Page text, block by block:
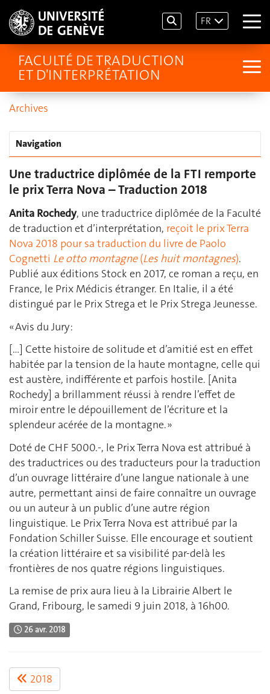
FR
FACULTÉ DE TRADUCTION
ET D'INTERPRÉTATION
Archives
Navigation
Une traductrice diplômée de la FTI remporte
le prix Terra Nova – Traduction 2018
Anita Rochedy, une traductrice diplômée de la Faculté
de traduction et d’interprétation, reçoit le prix Terra
Nova 2018 pour sa traduction du livre de Paolo
Cognetti Le otto montagne(Les huit montagnes).
Publié aux éditions Stock en 2017, ce roman a reçu, en
France, le Prix Médicis étranger. En Italie, il a été
distingué par le Prix Strega et le Prix Strega Jeunesse.
« Avis du Jury :
[…] Cette histoire de solitude et d’amitié est en effet
habitée par la tension de la haute montagne, celle qui
est austère, indifférente et parfois hostile. [Anita
Rochedy] a brillamment réussi à rendre l’effet de
miroir entre le dépouillement de l’écriture et la
splendeur acérée de la montagne. »
Doté de CHF 5000.-, le Prix Terra Nova est attribué à
des traductrices ou des traducteurs pour la traduction
d’un ouvrage littéraire d’une langue nationale à une
autre, permettant ainsi de faire connaître un ouvrage
ou un auteur à un public d’une autre région
linguistique. Le Prix Terra Nova est attribué par la
Fondation Schiller Suisse. Elle encourage et soutient
la création littéraire et sa visibilité par-delà les
frontières de nos quatre régions linguistiques.
La remise de prix aura lieu à la Librairie Albert le
Grand, Fribourg, le samedi 9 juin 2018, à 16h00.
26 avr. 2018
2018